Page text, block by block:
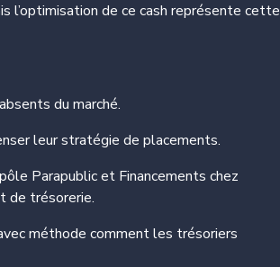
l’optimisation de ce cash représente cette
du marché.
leur stratégie de placements.
Parapublic et Financements chez
de trésorerie.
méthode comment les trésoriers